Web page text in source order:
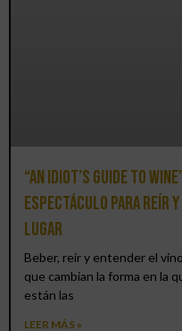
“An Idiot’s Guide to
espectáculo para reír
lugar
Beber, reír y entender el
que cambian la forma en la
están las
LEER MÁS »